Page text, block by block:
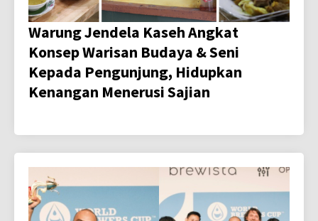
Warung Jendela Kaseh Angkat
Konsep Warisan Budaya & Seni
Kepada Pengunjung, Hidupkan
Kenangan Menerusi Sajian